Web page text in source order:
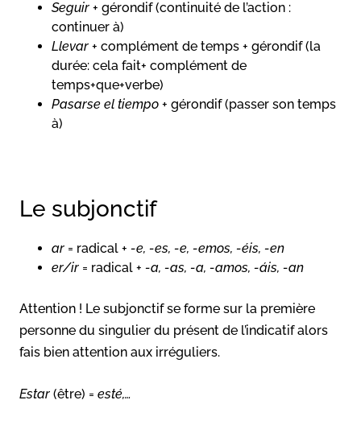
Seguir + gérondif (continuité de l’action :
continuer à)
Llevar + complément de temps + gérondif (la
durée: cela fait+ complément de
temps+que+verbe)
Pasarse el tiempo + gérondif (passer son temps
à)
Le subjonctif
ar = radical + -e, -es, -e, -emos, -éis, -en
er/ir = radical + -a, -as, -a, -amos, -áis, -an
Attention ! Le subjonctif se forme sur la première
personne du singulier du présent de l’indicatif alors
fais bien attention aux irréguliers.
Estar (être) = esté,…